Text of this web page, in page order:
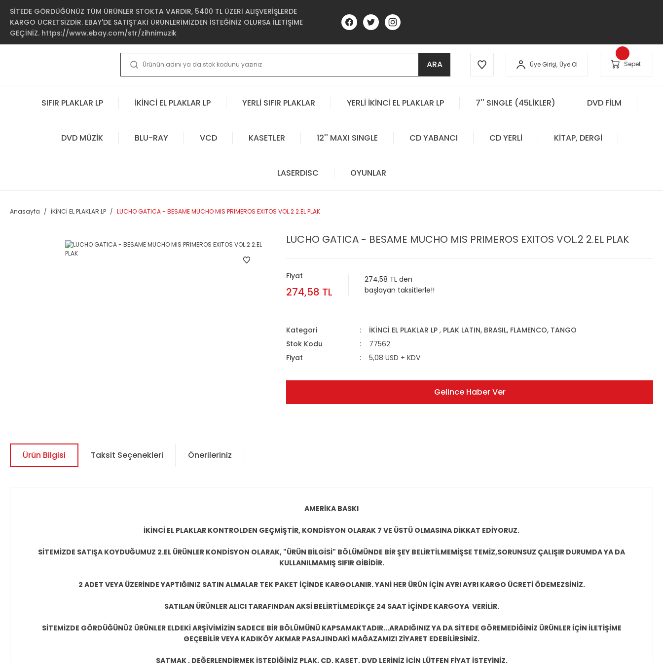
SİTEDE GÖRDÜĞÜNÜZ TÜM ÜRÜNLER STOKTA VARDIR, 5400 TL ÜZERİ ALIŞVERİŞLERDE
KARGO ÜCRETSİZDİR. EBAY'DE SATIŞTAKİ ÜRÜNLERİMİZDEN İSTEĞİNİZ OLURSA İLETİŞİME
GEÇİNİZ. https://www.ebay.com/str/zihnimuzik
ARA Üye Girişi, Üye Ol Sepet
SIFIR PLAKLAR LP İKİNCİ EL PLAKLAR LP YERLİ SIFIR PLAKLAR YERLİ İKİNCİ EL PLAKLAR LP 7'' SINGLE (45LİKLER) DVD FİLM
DVD MÜZİK BLU-RAY VCD KASETLER 12'' MAXI SINGLE CD YABANCI CD YERLİ KİTAP, DERGİ
LASERDISC OYUNLAR
Anasayfa İKİNCİ EL PLAKLAR LP LUCHO GATICA - BESAME MUCHO MIS PRIMEROS EXITOS VOL.2 2.EL PLAK
LUCHO GATICA - BESAME MUCHO MIS PRIMEROS EXITOS VOL.2 2.EL PLAK
Fiyat
274,58 TL
274,58 TL den
başlayan taksitlerle!!
Kategori İKİNCİ EL PLAKLAR LP , PLAK LATIN, BRASIL, FLAMENCO, TANGO
Stok Kodu
77562
Fiyat
5,08 USD + KDV
Gelince Haber Ver
Ürün Bilgisi Taksit Seçenekleri Önerileriniz
AMERİKA BASKI
İKİNCİ EL PLAKLAR KONTROLDEN GEÇMİŞTİR, KONDİSYON OLARAK 7 VE ÜSTÜ OLMASINA DİKKAT EDİYORUZ.
SİTEMİZDE SATIŞA KOYDUĞUMUZ 2.EL ÜRÜNLER KONDİSYON OLARAK, "ÜRÜN BİLGİSİ" BÖLÜMÜNDE BİR ŞEY BELİRTİLMEMİŞSE TEMİZ,SORUNSUZ ÇALIŞIR DURUMDA YA DA
KULLANILMAMIŞ SIFIR GİBİDİR.
2 ADET VEYA ÜZERİNDE YAPTIĞINIZ SATIN ALMALAR TEK PAKET İÇİNDE KARGOLANIR. YANİ HER ÜRÜN İÇİN AYRI AYRI KARGO ÜCRETİ ÖDEMEZSİNİZ.
SATILAN ÜRÜNLER ALICI TARAFINDAN AKSİ BELİRTİLMEDİKÇE 24 SAAT İÇİNDE KARGOYA VERİLİR.
SİTEMİZDE GÖRDÜĞÜNÜZ ÜRÜNLER ELDEKİ ARŞİVİMİZİN SADECE BİR BÖLÜMÜNÜ KAPSAMAKTADIR...ARADIĞINIZ YA DA SİTEDE GÖREMEDİĞİNİZ ÜRÜNLER İÇİN İLETİŞİME
GEÇEBİLİR VEYA KADIKÖY AKMAR PASAJINDAKİ MAĞAZAMIZI ZİYARET EDEBİLİRSİNİZ.
SATMAK , DEĞERLENDİRMEK İSTEDİĞİNİZ PLAK, CD, KASET, DVD LERİNİZ İÇİN LÜTFEN FİYAT İSTEYİNİZ.